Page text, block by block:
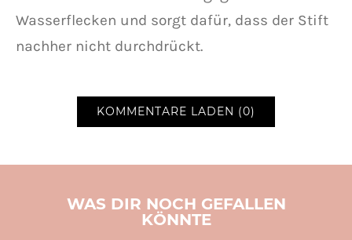
Wasserflecken und sorgt dafür, dass der Stift
nachher nicht durchdrückt.
KOMMENTARE LADEN (0)
WAS DIR NOCH GEFALLEN
KÖNNTE